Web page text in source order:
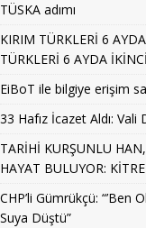
TÜSKA adımı
KIRIM TÜRKLERİ 6
TÜRKLERİ 6 AYDA
EiBoT ile bilgiye erişim
33 Hafız İcazet Aldı:
TARİHİ KURŞUNLU
HAYAT BULUYOR:
CHP’li Gümrükçü: “’Ben
Suya Düştü”